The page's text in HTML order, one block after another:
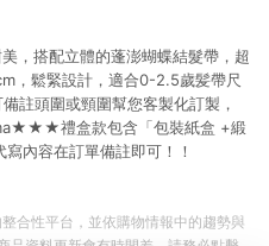
，搭配立體的蓬澎蝴蝶結髮帶，超
，鬆緊設計，適合0-2.5歲髪帶尺
註頭圍或頸圍幫您客製化訂製，
禮盒款包含「包裝紙盒 +緞
內容在訂單備註即可！！
合性平台，並依購物情報中的趨勢與